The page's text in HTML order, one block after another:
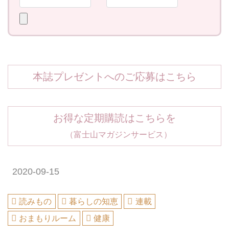
本誌プレゼントへのご応募はこちら
お得な定期購読はこちらを
（富士山マガジンサービス）
2020-09-15
読みもの 暮らしの知恵
連載
おまもりルーム
健康